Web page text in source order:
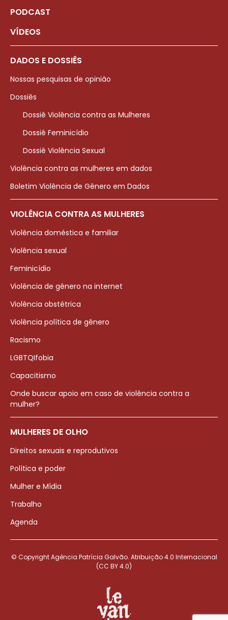
PODCAST
VÍDEOS
DADOS E DOSSIÊS
Nossas pesquisas de opinião
Dossiês
Dossiê Violência contra as Mulheres
Dossiê Feminicídio
Dossiê Violência Sexual
Violência contra as mulheres em dados
Boletim Violência de Gênero em Dados
VIOLÊNCIA CONTRA AS MULHERES
Violência doméstica e familiar
Violência sexual
Feminicídio
Violência de gênero na internet
Violência obstétrica
Violência política de gênero
Racismo
LGBTQIfobia
Capacitismo
Onde buscar apoio em caso de violência contra a
mulher?
MULHERES DE OLHO
Direitos sexuais e reprodutivos
Política e poder
Mulher e Mídia
Trabalho
Agenda
© Copyright Agência Patrícia Galvão. Atribuição 4.0 Internacional
(CC BY 4.0)